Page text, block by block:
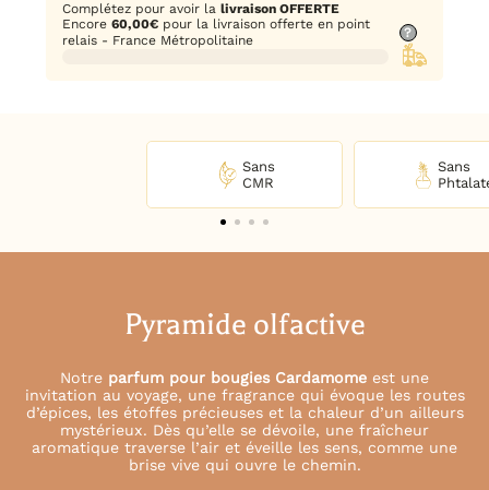
Complétez pour avoir lalivraison OFFERTE
Encore60,00€ pour la livraison offerte en point
relais - France Métropolitaine
?
Sans
CMR
Sans
Pyramide olfactive
Notre parfum pour bougies Cardamome est une
invitation au voyage, une fragrance qui évoque les routes
d’épices, les étoffes précieuses et la chaleur d’un ailleurs
mystérieux. Dès qu’elle se dévoile, une fraîcheur
aromatique traverse l’air et éveille les sens, comme une
brise vive qui ouvre le chemin.